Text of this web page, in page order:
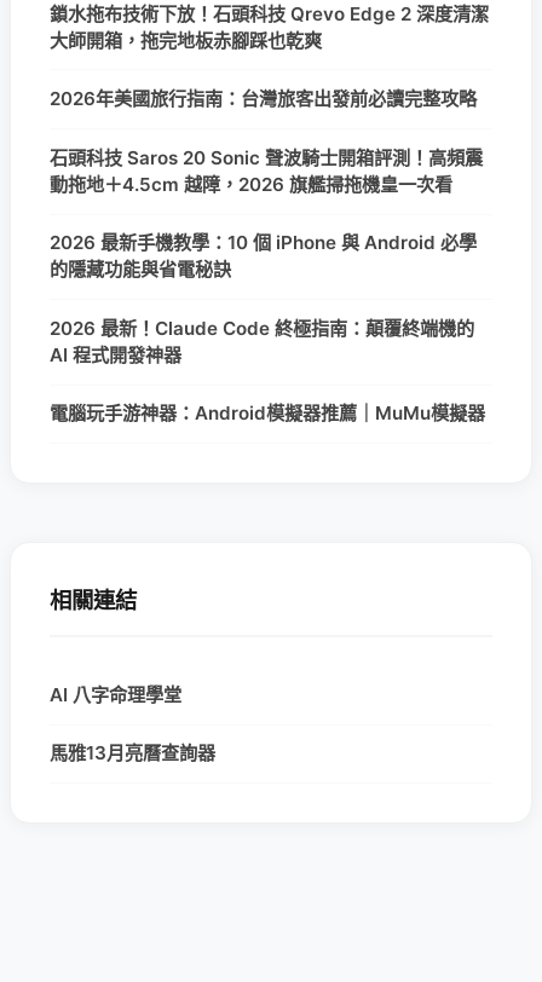
鎖水拖布技術下放！石頭科技 Qrevo Edge 2 深度清潔
大師開箱，拖完地板赤腳踩也乾爽
2026年美國旅行指南：台灣旅客出發前必讀完整攻略
石頭科技 Saros 20 Sonic 聲波騎士開箱評測！高頻震
動拖地＋4.5cm 越障，2026 旗艦掃拖機皇一次看
2026 最新手機教學：10 個 iPhone 與 Android 必學
的隱藏功能與省電秘訣
2026 最新！Claude Code 終極指南：顛覆終端機的
AI 程式開發神器
電腦玩手游神器：Android模擬器推薦｜MuMu模擬器
相關連結
AI 八字命理學堂
馬雅13月亮曆查詢器